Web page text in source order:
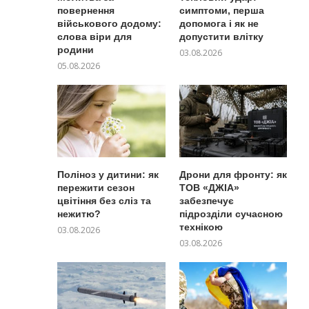
повернення
військового додому:
слова віри для
родини
05.08.2026
симптоми, перша
допомога і як не
допустити влітку
03.08.2026
Поліноз у дитини: як
пережити сезон
цвітіння без сліз та
нежитю?
03.08.2026
Дрони для фронту: як
ТОВ «ДЖІА»
забезпечує
підрозділи сучасною
технікою
03.08.2026